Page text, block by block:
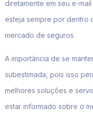
diretamente em seu e-
esteja sempre por dentro
mercado de seguros.
A importância de se
subestimada, pois isso
melhores soluções e
estar informado sobre o